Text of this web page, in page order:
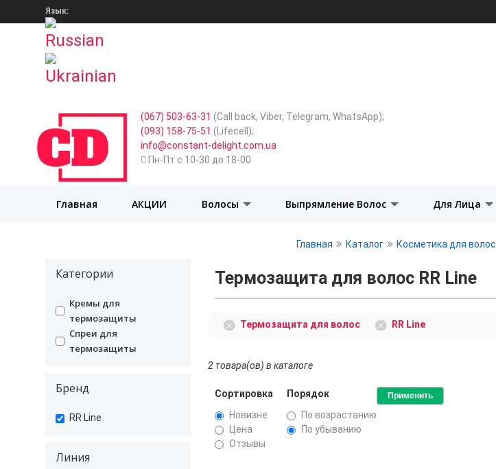
основному
Язык:
(067) 503-63-31 (Call back, Viber, Telegram, WhatsApp);
(093) 158-75-51 (Lifecell);
info@constant-delight.com.ua
Пн-Пт с 10-30 до 18-00
Главная АКЦИИ Волосы Выпрямление Волос Для Лица
Главная Каталог Косметика для волос
Категории
undefined
Кремы для
термозащиты
undefined
Спреи для
термозащиты
Бренд
undefined
RR Line
Линия
Термозащита для волос RR Line
Термозащита для волос RR Line
2 товара(ов) в каталоге
Сортировка
Новизне
Цена
Отзывы
Порядок
По возрастанию
По убыванию